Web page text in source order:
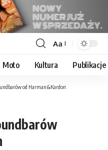
Font
Resizer
Aa
Moto Kultura Publikacje
od Harman&Kardon